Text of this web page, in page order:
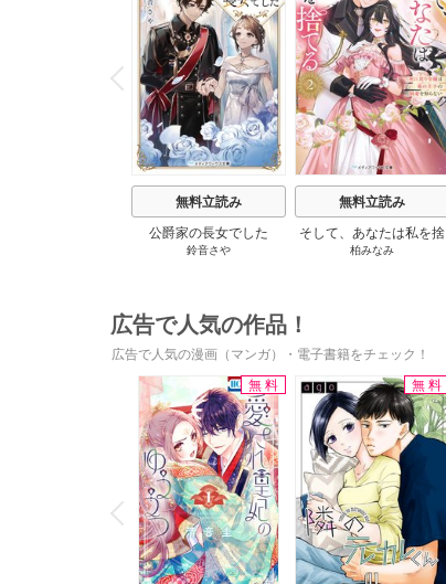
P
r
e
v
i
o
u
s
無料立読み
公爵家の長女でした
鈴音さや
無料立読み
そして、あなたは私を捨
てる
柏みなみ
広告で人気の作品！
広告で人気の漫画（マンガ）・電子書籍をチェック！
P
r
e
v
i
o
u
s
無料 無料